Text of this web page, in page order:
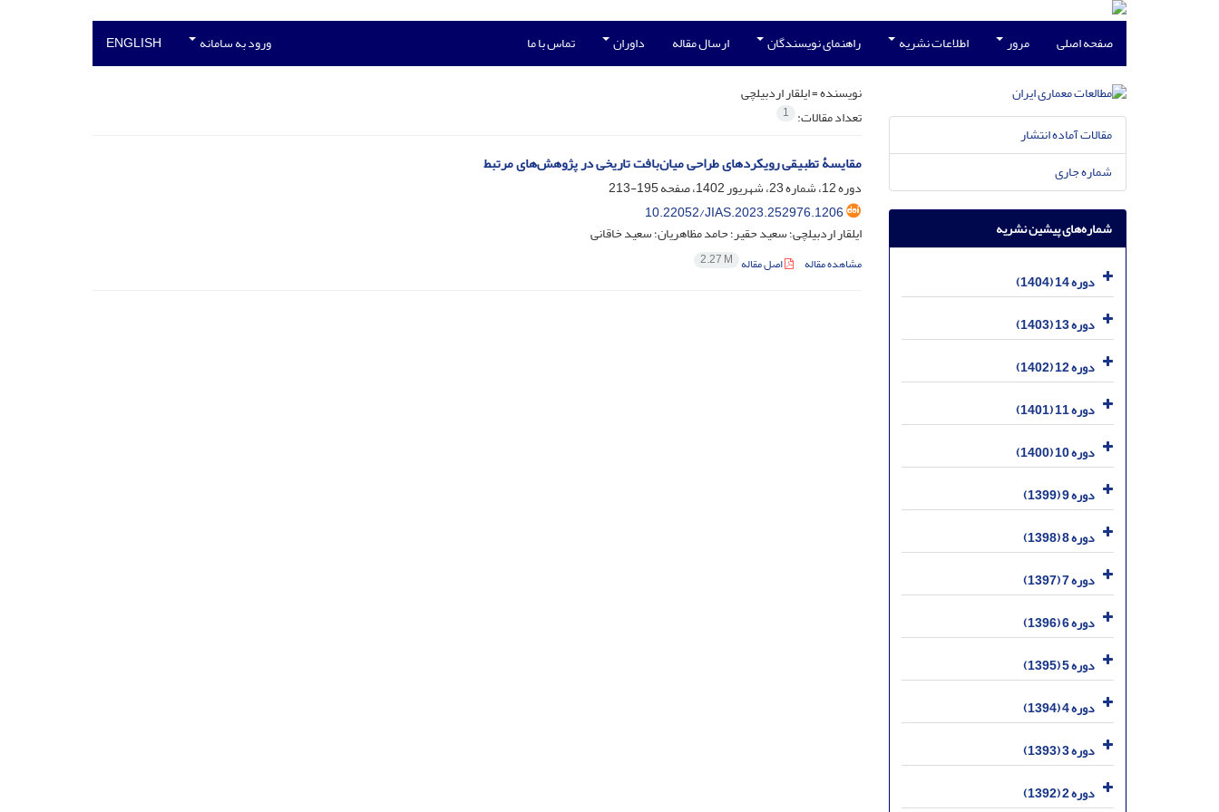
صفحه اصلی مرور اطلاعات نشریه راهنمای نویسندگان ارسال مقاله داوران تماس با ما ورود به سامانه ENGLISH
نویسنده =ایلقار اردبیلچی
تعداد مقالات: 1
مقایسۀ تطبیقی رویکردهای طراحی میان‌بافت تاریخی در پژوهش‌های مرتبط
دوره 12، شماره 23، شهریور 1402، صفحه
195-213
10.22052/JIAS.2023.252976.1206
ایلقار اردبیلچی؛ سعید حقیر؛ حامد مظاهریان؛ سعید خاقانی
مشاهده مقاله اصل مقاله 2.27 M
مقالات آماده انتشار
شماره جاری
شماره‌های پیشین نشریه
دوره 14 (1404)
دوره 13 (1403)
دوره 12 (1402)
دوره 11 (1401)
دوره 10 (1400)
دوره 9 (1399)
دوره 8 (1398)
دوره 7 (1397)
دوره 6 (1396)
دوره 5 (1395)
دوره 4 (1394)
دوره 3 (1393)
دوره 2 (1392)